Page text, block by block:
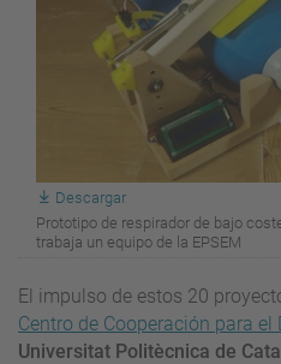
Descargar
Prototipo de respirador de bajo
trabaja un equipo de la EPSEM
El impulso de estos 20
Centro de Cooperación para el
Universitat Politècnica de